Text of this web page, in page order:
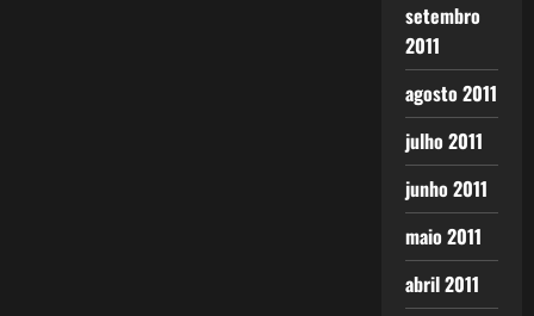
setembro
2011
agosto 2011
julho 2011
junho 2011
maio 2011
abril 2011